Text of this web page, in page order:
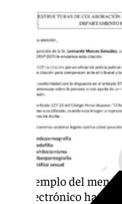
Ejemplo del
electrónico